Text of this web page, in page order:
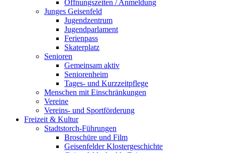
Öffnungszeiten / Anmeldung
Junges Geisenfeld
Jugendzentrum
Jugendparlament
Ferienpass
Skaterplatz
Senioren
Gemeinsam aktiv
Seniorenheim
Tages- und Kurzzeitpflege
Menschen mit Einschränkungen
Vereine
Vereins- und Sportförderung
Freizeit & Kultur
Stadtstorch-Führungen
Broschüre und Film
Geisenfelder Klostergeschichte